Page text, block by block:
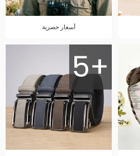
أسعار حصرية
5+